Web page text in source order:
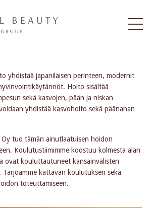
SPA
yhdistää japanilaisen perinteen, modernit
Hoito sisältää
sekä kasvojen, pään ja niskan
yhdistää kasvohoito sekä päänahan
tuo tämän ainutlaatuisen hoidon
Koulutustiimimme koostuu kolmesta alan
ovat kouluttautuneet kansainvälisten
Tarjoamme kattavan koulutuksen sekä
toteuttamiseen.